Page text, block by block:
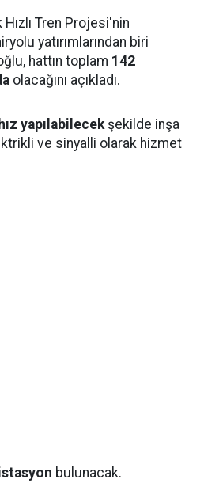
Tren Projesi'nin
yatırımlarından biri
hattın toplam 142
olacağını açıkladı.
yapılabilecek şekilde inşa
ve sinyalli olarak hizmet
bulunacak.